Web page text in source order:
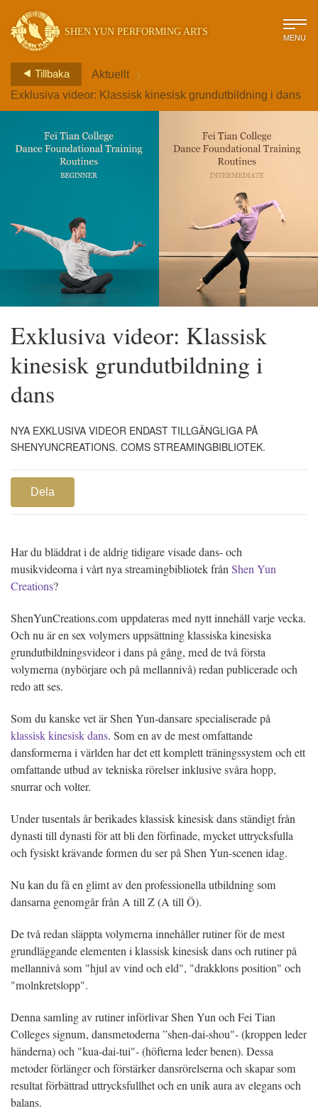
SHEN YUN PERFORMING ARTS MENU
Tillbaka Aktuellt >
Exklusiva videor: Klassisk kinesisk grundutbildning i dans
Exklusiva videor: Klassisk
kinesisk grundutbildning i
dans
NYA EXKLUSIVA VIDEOR ENDAST TILLGÄNGLIGA PÅ
SHENYUNCREATIONS. COMS STREAMINGBIBLIOTEK.
Dela
Har du bläddrat i de aldrig tidigare visade dans- och
musikvideorna i vårt nya streamingbibliotek frånShen Yun
Creations?
ShenYunCreations.com uppdateras med nytt innehåll varje vecka.
Och nu är en sex volymers uppsättning klassiska kinesiska
grundutbildningsvideor i dans på gång, med de två första
volymerna (nybörjare och på mellannivå) redan publicerade och
redo att ses.
Som du kanske vet är Shen Yun-dansare specialiserade på
klassisk kinesisk dans. Som en av de mest omfattande
dansformerna i världen har det ett komplett träningssystem och ett
omfattande utbud av tekniska rörelser inklusive svåra hopp,
snurrar och volter.
Under tusentals år berikades klassisk kinesisk dans ständigt från
dynasti till dynasti för att bli den förfinade, mycket uttrycksfulla
och fysiskt krävande formen du ser på Shen Yun-scenen idag.
Nu kan du få en glimt av den professionella utbildning som
dansarna genomgår från A till Z (A till Ö).
De två redan släppta volymerna innehåller rutiner för de mest
grundläggande elementen i klassisk kinesisk dans och rutiner på
mellannivå som "hjul av vind och eld", "drakklons position" och
"molnkretslopp".
Denna samling av rutiner införlivar Shen Yun och Fei Tian
Colleges signum, dansmetoderna ”shen-dai-shou"- (kroppen leder
händerna) och "kua-dai-tui"- (höfterna leder benen). Dessa
metoder förlänger och förstärker dansrörelserna och skapar som
resultat förbättrad uttrycksfullhet och en unik aura av elegans och
balans.